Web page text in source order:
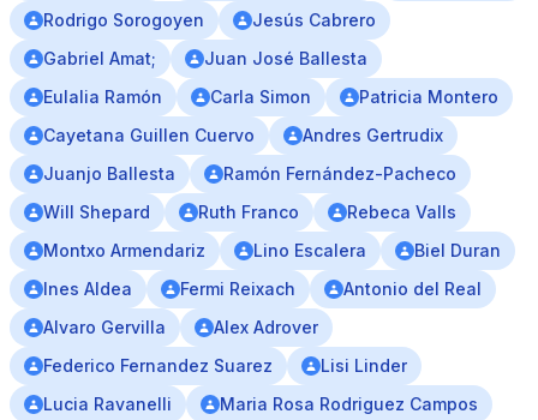
Rodrigo Sorogoyen
Jesús Cabrero
Gabriel Amat;
Juan José Ballesta
Eulalia Ramón
Carla Simon
Patricia Montero
Cayetana Guillen Cuervo
Andres Gertrudix
Juanjo Ballesta
Ramón Fernández-Pacheco
Will Shepard
Ruth Franco
Rebeca Valls
Montxo Armendariz
Lino Escalera
Biel Duran
Ines Aldea
Fermi Reixach
Antonio del Real
Alvaro Gervilla
Alex Adrover
Federico Fernandez Suarez
Lisi Linder
Lucia Ravanelli
Maria Rosa Rodriguez Campos